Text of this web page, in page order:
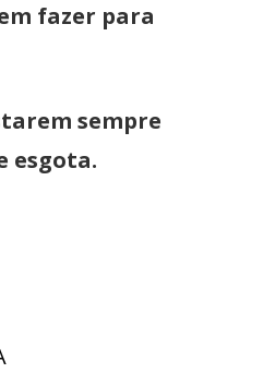
fazer para
sempre
esgota.